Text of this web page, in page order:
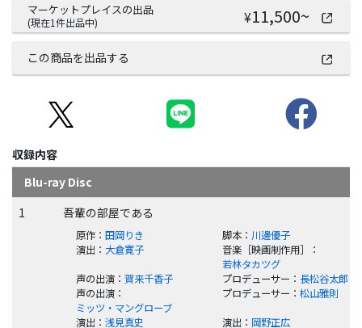
マーケットプレイスの出品
(現在1件出品中) ¥11,500~
この商品を出品する
収録内容
Blu-ray Disc
1
吾輩の部屋である
原作： 田岡りき 脚本： 川邊優子
演出 ： 大倉寛子 音楽［映画制作用］
：
若林タカツグ
声の出演： 賀来千香子 プロデューサー ： 長松谷太郎
声の出演：
ミッツ・マングローブ
プロデューサー ： 松山雅則
演出 ： 浅見真史 演出 ： 岡野正広